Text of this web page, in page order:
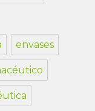
envases